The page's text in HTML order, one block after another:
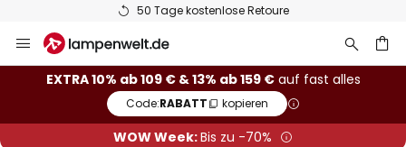
50 Tage kostenlose Retoure
Inhalt
springen
EXTRA 10% ab 109 € & 13% ab 159 €auf fast alles
Code:RABATT kopieren
WOW Week:Bis zu -70%